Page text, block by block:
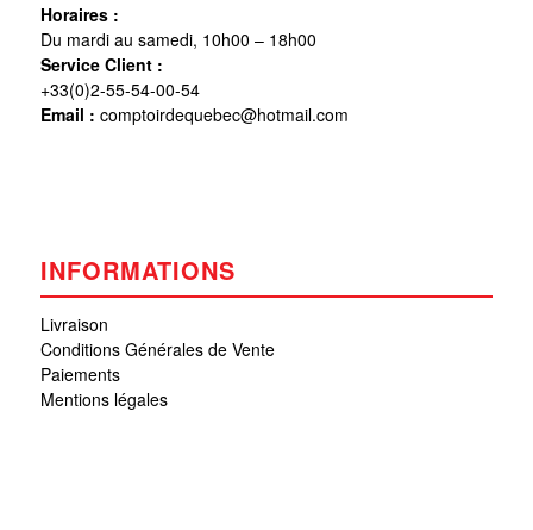
Horaires :
Du mardi au samedi, 10h00 – 18h00
Service Client :
+33(0)2-55-54-00-54
Email : comptoirdequebec@hotmail.com
INFORMATIONS
Livraison
Conditions Générales de Vente
Paiements
Mentions légales